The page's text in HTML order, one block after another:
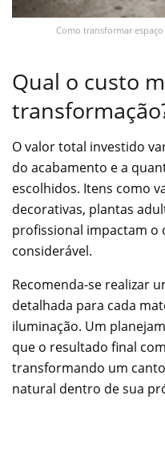
Como transformar
Qual o custo
O valor total investido
do acabamento e a
escolhidos. Itens como
decorativas, plantas
profissional impactam o
considerável.
Recomenda-se realizar
detalhada para cada
iluminação. Um
que o resultado final
transformando um
natural dentro de sua